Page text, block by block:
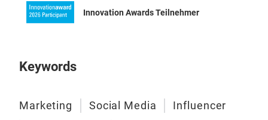
Innovation Awards Teilnehmer
Keywords
Marketing Social Media
Influencer